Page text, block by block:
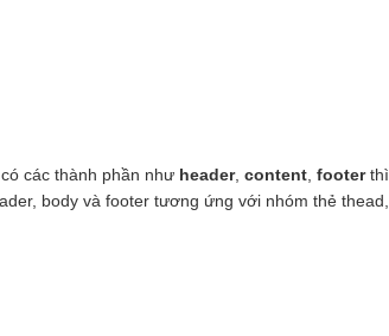
các thành phần như header, content footerthì
body và footer tương ứng với nhóm thẻ thead,